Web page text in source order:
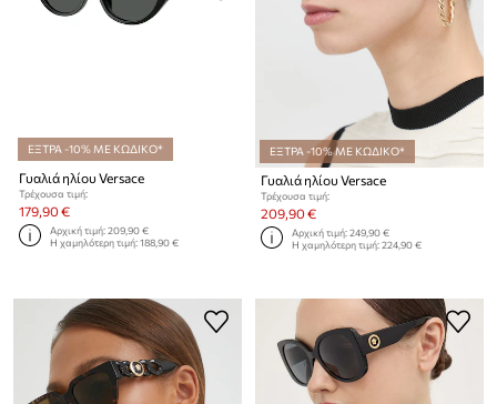
ΕΞΤΡΑ -10% ΜΕ ΚΩΔΙΚΟ*
Γυαλιά ηλίου Versace
Τρέχουσα τιμή:
179,90 €
Αρχική τιμή:209,90 €
Η χαμηλότερη τιμή:188,90 €
ΕΞΤΡΑ -10% ΜΕ ΚΩΔΙΚΟ*
Γυαλιά ηλίου Versace
Τρέχουσα τιμή:
209,90 €
Αρχική τιμή:249,90 €
Η χαμηλότερη τιμή:224,90 €